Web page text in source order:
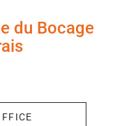
du Bocage